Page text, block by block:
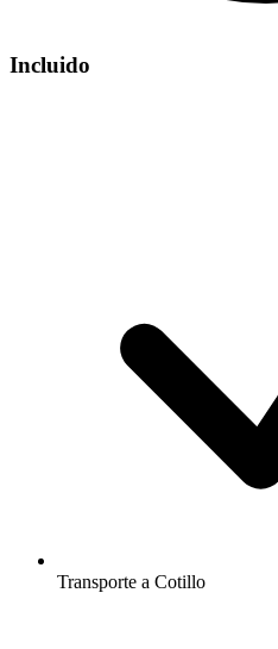
Incluido
Transporte a Cotillo